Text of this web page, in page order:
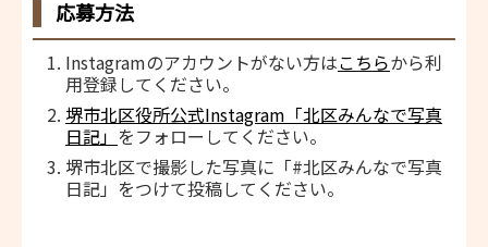
応募方法
Instagramのアカウントがない方はこちらから利
用登録してください。
堺市北区役所公式Instagram「北区みんなで写真
日記」 をフォローしてください。
堺市北区で撮影した写真に「#北区みんなで写真
日記」をつけて投稿してください。